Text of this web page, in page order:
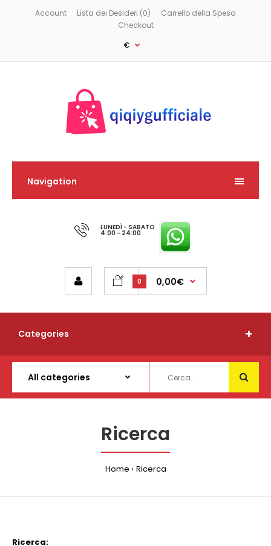
Account Lista dei Desideri (0)
Carrello della Spesa
Checkout
€
Navigation
LUNEDÌ - SABATO
4:00 - 24:00
0 0,00€
Categories
Ricerca
Home Ricerca
Ricerca: